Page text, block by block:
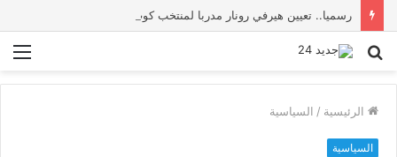
رسميا.. تعيين هيرفي رونار مدربا لمنتخب كوت ديفوار
بحث
الرئيسية / السياسية
السياسية